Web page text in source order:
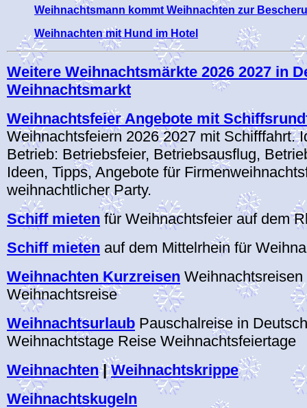
Weihnachtsmann kommt Weihnachten zur
Weihnachten mit Hund im Hotel
Weitere Weihnachtsmärkte 2026 2027 in
Weihnachtsmarkt
Weihnachtsfeier Angebote mit
Weihnachtsfeiern 2026 2027 mit Schifffahrt.
Betrieb: Betriebsfeier, Betriebsausflug,
Ideen, Tipps, Angebote für
weihnachtlicher Party.
Schiff mieten für Weihnachtsfeier auf dem
Schiff mieten auf dem Mittelrhein für
Weihnachten Kurzreisen
Weihnachtsreise
Weihnachtsurlaub Pauschalreise in
Weihnachtstage Reise Weihnachtsfeiertage
Weihnachten|Weihnachtskrippe
Weihnachtskugeln